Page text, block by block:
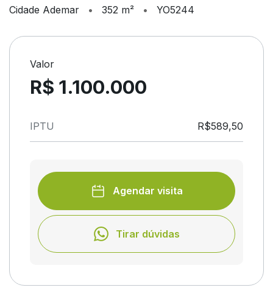
Cidade Ademar • 352 m² • YO5244
Valor
R$ 1.100.000
IPTU R$589,50
Agendar visita
Tirar dúvidas